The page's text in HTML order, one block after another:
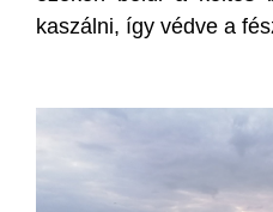
kaszálni, így védve a